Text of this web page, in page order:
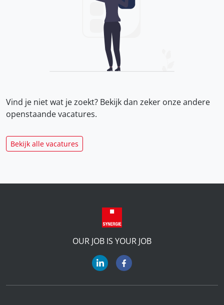
Vind je niet wat je zoekt? Bekijk dan zeker onzeandere
openstaande vacatures.
Bekijk alle vacatures
OUR JOB IS YOUR JOB